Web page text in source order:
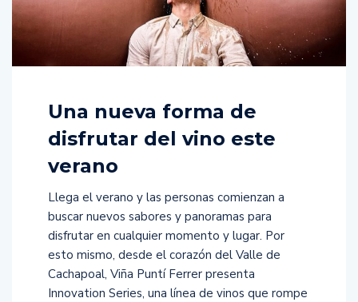
Una nueva forma de
disfrutar del vino este
verano
Llega el verano y las personas comienzan a
buscar nuevos sabores y panoramas para
disfrutar en cualquier momento y lugar. Por
esto mismo, desde el corazón del Valle de
Cachapoal, Viña Puntí Ferrer presenta
Innovation Series, una línea de vinos que rompe